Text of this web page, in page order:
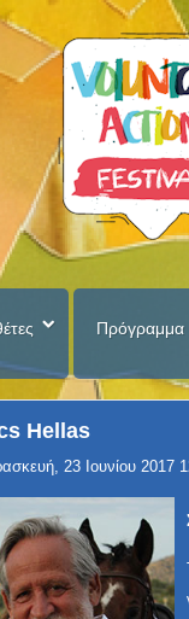
Πρόγραμμα
Hellas
23 Ιουνίου 2017